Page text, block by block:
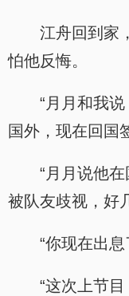
江舟回到家
怕他反悔。
“月月和我
国外，现在回国
“月月说他
被队友歧视，好
“你现在出
“这次上节